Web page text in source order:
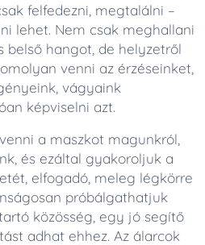
felfedezni, megtalálni –
lehet. Nem csak meghallani
belső hangot, de helyzetről
venni az érzéseinket,
vágyaink
képviselni azt.
a maszkot magunkról,
és ezáltal gyakoroljuk a
elfogadó, meleg légkörre
próbálgathatjuk
közösség, egy jó segítő
adhat ehhez. Az álarcok